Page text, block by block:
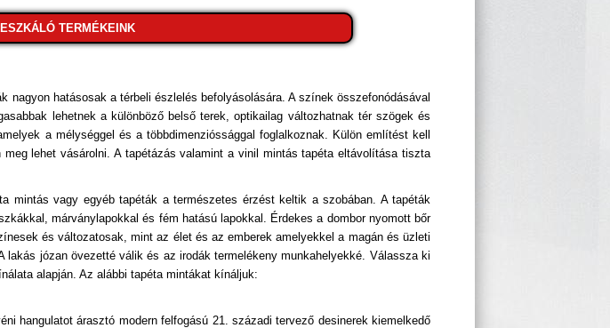
Fa Mintás
Számos
- Indusztriális
TERMÉKEINK
nagyon hatásosak a térbeli észlelés befolyásolására. A színek összefonódásával
lehetnek a különböző belső terek, optikailag változhatnak tér szögek és
a mélységgel és a többdimenzióssággal foglalkoznak. Külön említést kell
lehet vásárolni. A tapétázás valamint a vinil mintás tapéta eltávolítása tiszta
mintás vagy egyéb tapéták a természetes érzést keltik a szobában. A tapéták
márványlapokkal és fém hatású lapokkal. Érdekes a dombor nyomott bőr
és változatosak, mint az élet és az emberek amelyekkel a magán és üzleti
józan övezetté válik és az irodák termelékeny munkahelyekké. Válassza ki
alapján. Az alábbi tapéta mintákat kínáljuk:
hangulatot árasztó modern felfogású 21. századi tervező desinerek kiemelkedő